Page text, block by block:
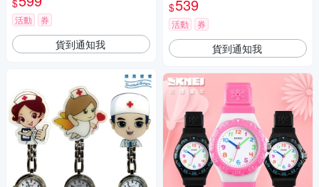
$
活動 券
貨到通知我
$539
活動 券
貨到通知我